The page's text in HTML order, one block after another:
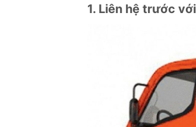
1. Liên hệ trước